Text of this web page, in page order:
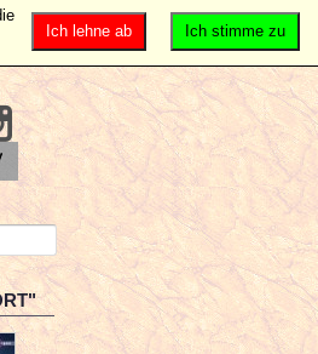
Ich stimme zu
Ich lehne ab